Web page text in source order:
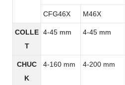
CFG46X M46X
COLLE
T
4-45 mm 4-45 mm
CHUC
K
4-160 mm 4-200 mm